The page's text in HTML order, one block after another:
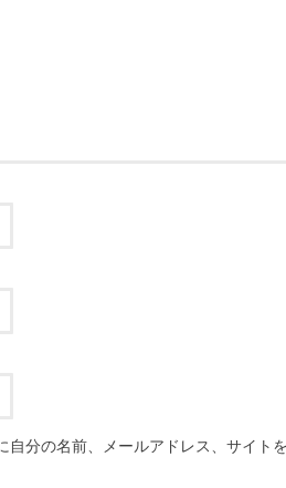
分の名前、メールアドレス、サイトを